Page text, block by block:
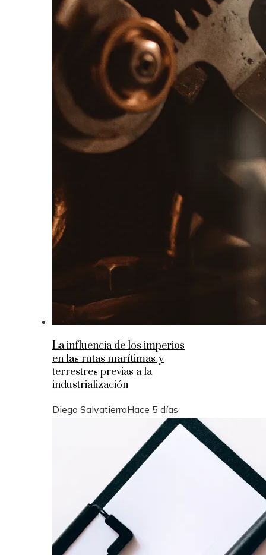
La influencia de los imperios
en las rutas marítimas y
terrestres previas a la
industrialización
Diego SalvatierraHace 5 días